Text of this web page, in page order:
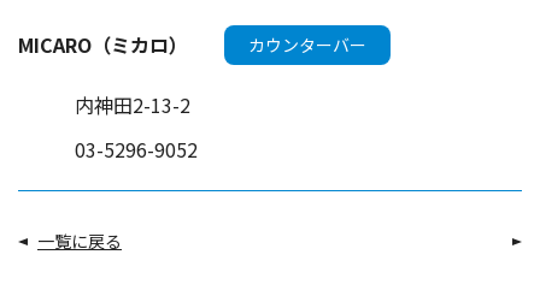
MICARO（ミカロ） カウンターバー
内神田2-13-2
03-5296-9052
一覧に戻る